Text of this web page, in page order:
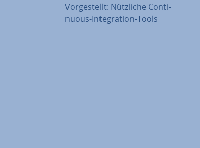
Vor­ge­stellt: Nützliche Con­ti­
nuous-In­te­gra­ti­on-Tools